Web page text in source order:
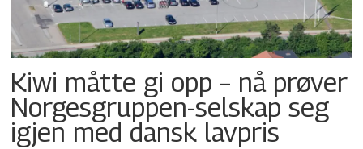
Kiwi måtte gi opp – nå prøver
Norgesgruppen-selskap seg
igjen med dansk lavpris